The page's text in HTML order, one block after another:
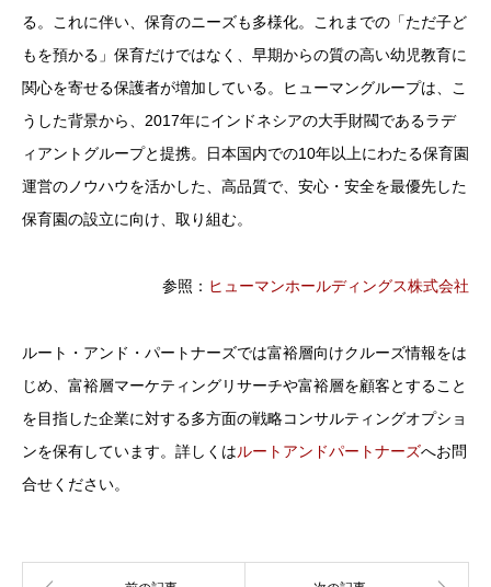
る。これに伴い、保育のニーズも多様化。これまでの「ただ子ど
もを預かる」保育だけではなく、早期からの質の高い幼児教育に
関心を寄せる保護者が増加している。ヒューマングループは、こ
うした背景から、2017年にインドネシアの大手財閥であるラデ
ィアントグループと提携。日本国内での10年以上にわたる保育園
運営のノウハウを活かした、高品質で、安心・安全を最優先した
保育園の設立に向け、取り組む。
参照： ヒューマンホールディングス株式会社
ルート・アンド・パートナーズでは富裕層向けクルーズ情報をは
じめ、富裕層マーケティングリサーチや富裕層を顧客とすること
を目指した企業に対する多方面の戦略コンサルティングオプショ
ンを保有しています。詳しくはルートアンドパートナーズへお問
合せください。